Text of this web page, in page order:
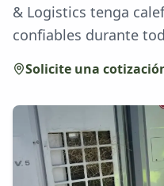
& Logistics tenga
confiables durante
Solicite una